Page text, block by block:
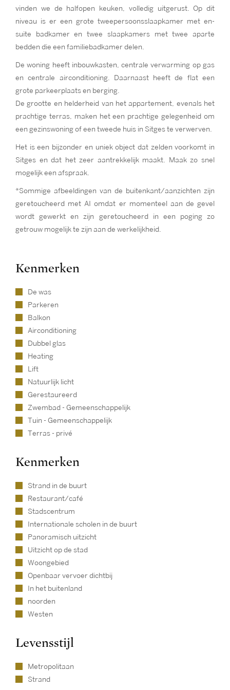
vinden we de halfopen keuken, volledig uitgerust. Op dit
niveau is er een grote tweepersoonsslaapkamer met en-
suite badkamer en twee slaapkamers met twee aparte
bedden die een familiebadkamer delen.
De woning heeft inbouwkasten, centrale verwarming op gas
en centrale airconditioning. Daarnaast heeft de flat een
grote parkeerplaats en berging.
De grootte en helderheid van het appartement, evenals het
prachtige terras, maken het een prachtige gelegenheid om
een gezinswoning of een tweede huis in Sitges te verwerven.
Het is een bijzonder en uniek object dat zelden voorkomt in
Sitges en dat het zeer aantrekkelijk maakt. Maak zo snel
mogelijk een afspraak.
*Sommige afbeeldingen van de buitenkant/aanzichten zijn
geretoucheerd met AI omdat er momenteel aan de gevel
wordt gewerkt en zijn geretoucheerd in een poging zo
getrouw mogelijk te zijn aan de werkelijkheid.
Kenmerken
De was
Parkeren
Balkon
Airconditioning
Dubbel glas
Heating
Lift
Natuurlijk licht
Gerestaureerd
Zwembad - Gemeenschappelijk
Tuin - Gemeenschappelijk
Terras - privé
Kenmerken
Strand in de buurt
Restaurant/café
Stadscentrum
Internationale scholen in de buurt
Panoramisch uitzicht
Uitzicht op de stad
Woongebied
Openbaar vervoer dichtbij
In het buitenland
noorden
Westen
Levensstijl
Metropolitaan
Strand